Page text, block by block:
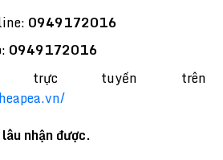
0949172016
0949172016
trực tuyến trên
/
nhận được.